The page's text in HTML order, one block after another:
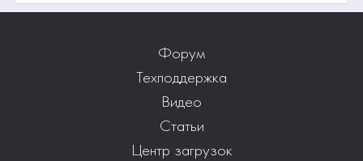
Форум
Техподдержка
Видео
Статьи
Центр загрузок